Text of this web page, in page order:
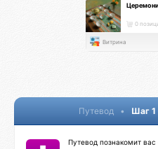
0
Витрина
Путевод • Шаг 1
Путевод познакомит